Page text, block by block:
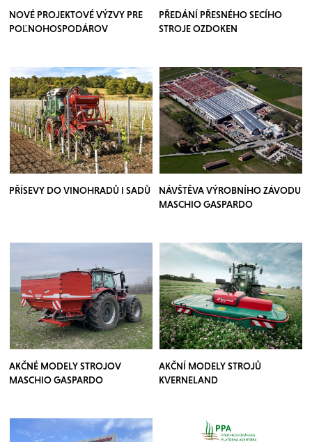
NOVÉ PROJEKTOVÉ VÝZVY PRE
POĽNOHOSPODÁROV
PŘEDÁNÍ PŘESNÉHO SECÍHO
STROJE OZDOKEN
PŘÍSEVY DO VINOHRADŮ I SADŮ
NÁVŠTĚVA VÝROBNÍHO ZÁVODU
MASCHIO GASPARDO
AKČNÉ MODELY STROJOV
MASCHIO GASPARDO
AKČNÍ MODELY STROJŮ
KVERNELAND